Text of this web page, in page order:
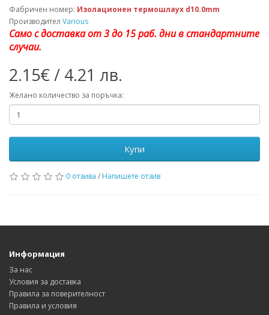
Фабричен номер: Изолационен термошлаух d10.0mm
Производител Various
Само с доставка от 3 до 15 раб. дни в стандартните
случаи.
2.15€ / 4.21 лв.
Желано количество за поръчка:
Купи
0 отзива / Напишете отзив
Информация
За нас
Условия за доставка
Правила за поверителност
Правила и условия